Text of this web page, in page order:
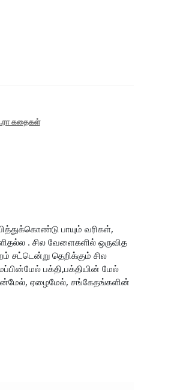
கதைகள்
பாயும் வரிகள்,
. சில வேளைகளில் ஒருவித
தெறிக்கும் சில
பக்தி,பக்தியின் மேல்
ஏழைமேல், சங்கேதங்களின்